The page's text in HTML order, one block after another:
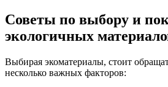
Советы по выбору и
экологичных
Выбирая экоматериалы, стоит
несколько важных факторов: